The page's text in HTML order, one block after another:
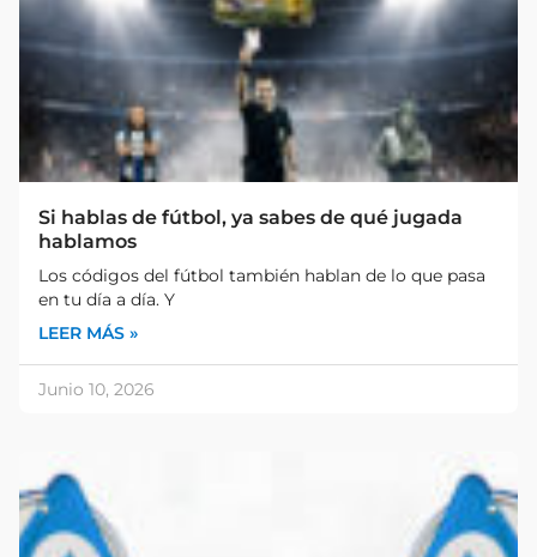
Si hablas de fútbol, ya sabes de qué jugada
hablamos
Los códigos del fútbol también hablan de lo que pasa
en tu día a día. Y
LEER MÁS »
Junio 10, 2026